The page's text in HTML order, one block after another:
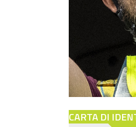
CARTA DI